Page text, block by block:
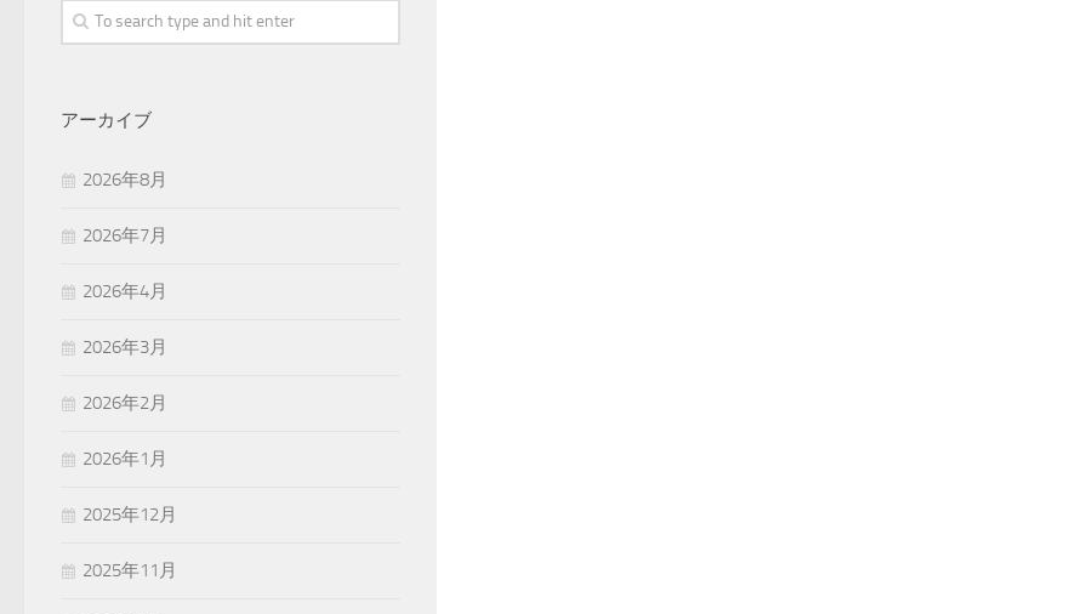
アーカイブ
2026年8月
2026年7月
2026年4月
2026年3月
2026年2月
2026年1月
2025年12月
2025年11月